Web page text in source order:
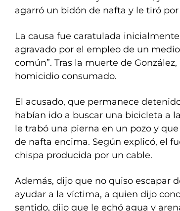
agarró un bidón de nafta y le tiró
La causa fue caratulada
agravado por el empleo de un
común”. Tras la muerte de
homicidio consumado.
El acusado, que permanece
habían ido a buscar una bicicleta a
le trabó una pierna en un pozo y
de nafta encima. Según explicó, el
chispa producida por un cable.
Además, dijo que no quiso escapar
ayudar a la víctima, a quien dijo
sentido, dijo que le echó agua y